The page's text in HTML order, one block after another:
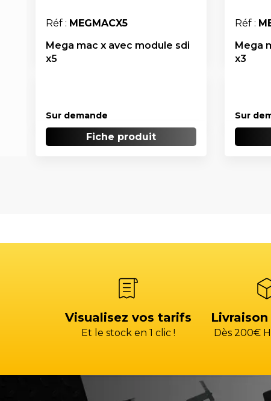
Réf : MEGMACX5
Mega mac x avec module sdi
x5
Sur demande
Fiche produit
Réf :
Mega
x3
Sur
Visualisez vos tarifs
Et le stock en 1 clic ! Dès 200€